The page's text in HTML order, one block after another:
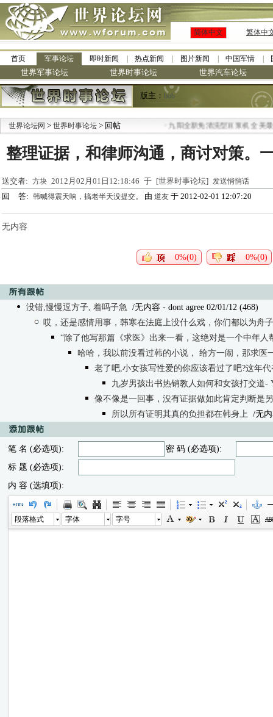
简体中文 繁体中
首页 军事论坛 即时新闻 热点新闻 图片新闻 中国军情
世界军事论坛 世界时事论坛 世界汽车论坛
版主： bob
世界论坛网 > 世界时事论坛 > 回帖 九阳全新免清洗型豆浆机 全美最低
整理证据，和律师沟通，商讨对策。
送交者: 方块 2012月02月01日12:18:46 于 [世界时事论坛] 发送悄悄话
回 答: 韩喊得震天响，搞老半天没提交。 由 道友 于 2012-02-01 12:07:20
无内容
0%(0) 0%(0)
没错,慢慢逗方子, 着吗子急 /无内容 - dont agree 02/01/12 (468)
哎，还是感情用事，韩寒在法庭上没什么戏，你们都以为舟
“除了他写那篇《求医》出来一看，这绝对是一个中年人
哈哈，我以前没看过韩的小说， 给方一闹，那求医
老了吧,小女孩写性爱的你应该看过了吧?这年
九岁男孩出书热销教人如何和女孩打交道-
像不像是一回事，没有证据做如此肯定判断是
所以所有证明其真的负担都在韩身上 /无
笔 名 (必选项):
密 码 (必选项):
标 题 (必选项):
内 容 (选填项):
段落格式 字体 字号